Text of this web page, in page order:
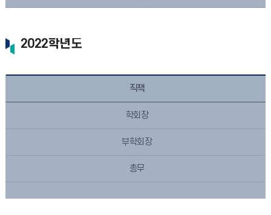
2022학년도
직책
학회장
부학회장
총무